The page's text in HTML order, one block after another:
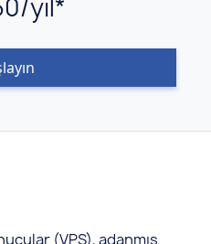
yıl*
(VPS), adanmış